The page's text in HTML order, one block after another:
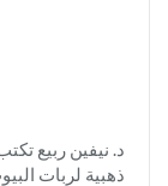
ذهبية لربات